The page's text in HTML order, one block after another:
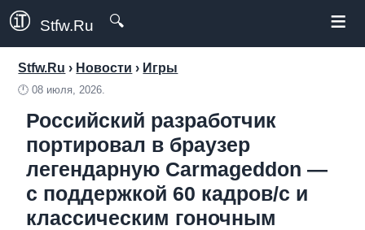
Stfw.Ru 🔍 ≡
Stfw.Ru › Новости › Игры
🕛08 июля, 2026.
Российский разработчик
портировал в браузер
легендарную Carmageddon —
с поддержкой 60 кадров/с и
классическим гоночным